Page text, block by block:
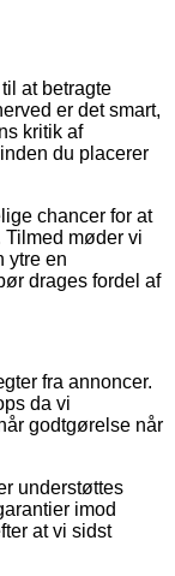
at betragte
er det smart,
kritik af
du placerer
chancer for at
møder vi
ytre en
drages fordel af
fra annoncer.
da vi
godtgørelse når
understøttes
imod
at vi sidst